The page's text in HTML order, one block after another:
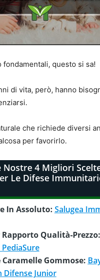
fondamentali, questo si sa!
di vita, però, hanno
che richiede diversi
per favorirlo.
Nostre 4 Migliori
Le Difese
In Assoluto: Salugea
Qualità-Prezzo:
Caramelle Gommose:
Difense Junior